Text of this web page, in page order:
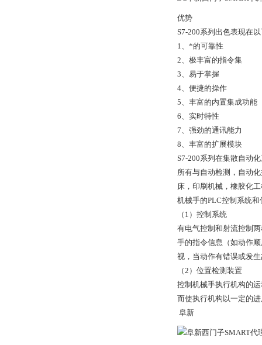
优势
S7-200系列出色表现在
1、*的可靠性
2、极丰富的指令集
3、易于掌握
4、便捷的操作
5、丰富的内置集成功能
6、实时特性
7、强劲的通讯能力
8、丰富的扩展模块
S7-200系列在集散自动
所有与自动检测，自动
床，印刷机械，橡胶化
机械手的PLC控制系统
（1）控制系统
有电气控制和射流控制
手的指令信息（如动作
视，当动作有错误或发
（2）位置检测装置
控制机械手执行机构的
而使执行机构以一定的
阜新